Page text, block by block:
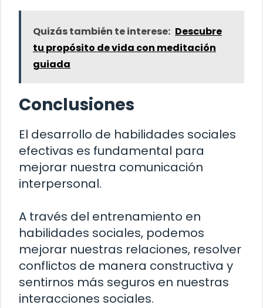
Quizás también te interese: Descubre
tu propósito de vida con meditación
guiada
Conclusiones
El desarrollo de habilidades sociales
efectivas es fundamental para
mejorar nuestra comunicación
interpersonal.
A través del entrenamiento en
habilidades sociales, podemos
mejorar nuestras relaciones, resolver
conflictos de manera constructiva y
sentirnos más seguros en nuestras
interacciones sociales.